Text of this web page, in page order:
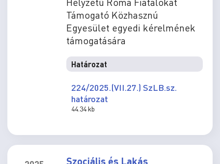
Támogató Közhasznú
Egyesület egyedi kérelmének
támogatására
Határozat
224/2025.(VII.27.) SzLB.sz.
határozat
44.34 kb
Szociális és Lakás